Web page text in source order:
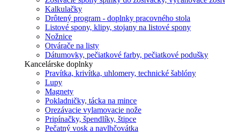
Kalkulačky
Drôtený program - doplnky pracovného stola
Listové spony, klipy, stojany na listové spony
Nožnice
Otvárače na listy
Dátumovky, pečiatkové farby, pečiatkové podušky
Kancelárske doplnky
Pravítka, krivítka, uhlomery, technické šablóny
Lupy
Magnety
Pokladničky, tácka na mince
Orezávacie vylamovacie nože
Pripínačky, špendlíky, štipce
Pečatný vosk a navlhčovátka